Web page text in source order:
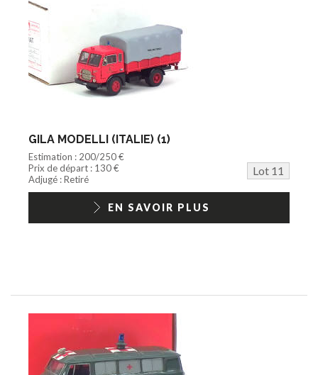
GILA MODELLI (ITALIE) (1)
Estimation : 200/250 €
Prix de départ : 130 €
Lot 11
Adjugé : Retiré
EN SAVOIR PLUS